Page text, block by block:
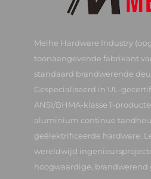
Meihe Hardware Industry
toonaangevende fabrikant
standaard brandwerende
Gespecialiseerd in UL-
ANSI/BHMA-klasse 1-
aluminium continue
geëlektrificeerde hardware.
wereldwijd
hoogwaardige, brandwerend